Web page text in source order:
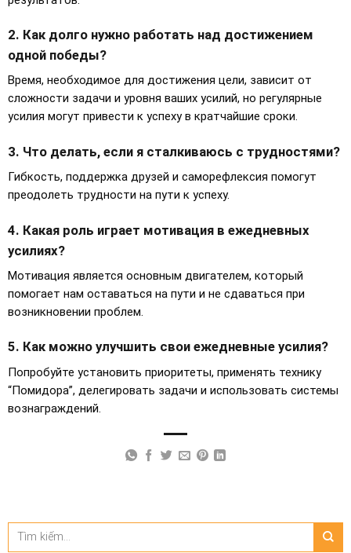
2. Как долго нужно работать над достижением
одной победы?
Время, необходимое для достижения цели, зависит от
сложности задачи и уровня ваших усилий, но регулярные
усилия могут привести к успеху в кратчайшие сроки.
3. Что делать, если я сталкиваюсь с трудностями?
Гибкость, поддержка друзей и саморефлексия помогут
преодолеть трудности на пути к успеху.
4. Какая роль играет мотивация в ежедневных
усилиях?
Мотивация является основным двигателем, который
помогает нам оставаться на пути и не сдаваться при
возникновении проблем.
5. Как можно улучшить свои ежедневные усилия?
Попробуйте установить приоритеты, применять технику
“Помидора”, делегировать задачи и использовать системы
вознаграждений.
Tìm